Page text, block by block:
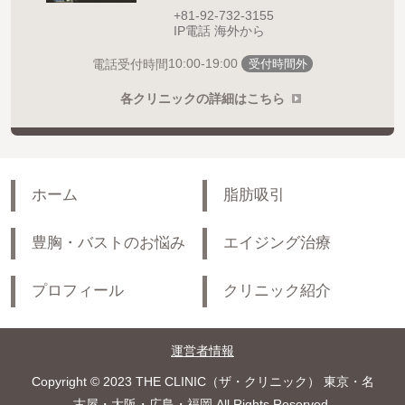
+81-92-732-3155
IP電話 海外から
電話受付時間10:00-19:00 受付時間外
各クリニックの詳細はこちら
ホーム 脂肪吸引
豊胸・バストのお悩み エイジング治療
プロフィール クリニック紹介
運営者情報
Copyright © 2023 THE CLINIC（ザ・クリニック） 東京・名